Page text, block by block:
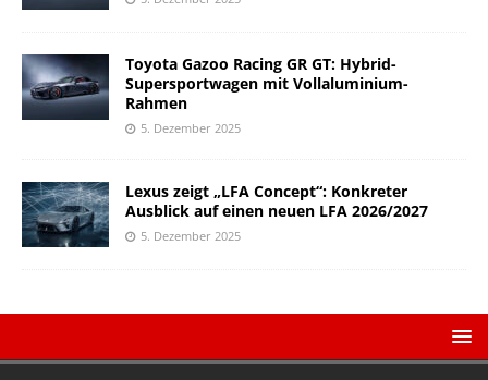
Toyota Gazoo Racing GR GT: Hybrid-
Supersportwagen mit Vollaluminium-
Rahmen
5. Dezember 2025
Lexus zeigt „LFA Concept“: Konkreter
Ausblick auf einen neuen LFA 2026/2027
5. Dezember 2025